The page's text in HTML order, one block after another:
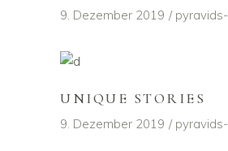
9. Dezember 2019
UNIQUE STORIES
9. Dezember 2019